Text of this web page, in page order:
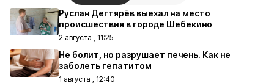
Руслан Дегтярёв выехал на место
происшествия в городе Шебекино
2 августа , 11:25
Не болит, но разрушает печень. Как не
заболеть гепатитом
1 августа , 12:40